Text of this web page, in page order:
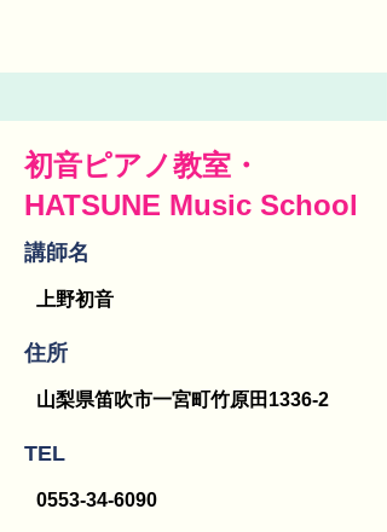
初音ピアノ教室・
HATSUNE Music School
講師名
上野初音
​住所
山梨県笛吹市一宮町竹原田1336-2
TEL
0553-34-6090